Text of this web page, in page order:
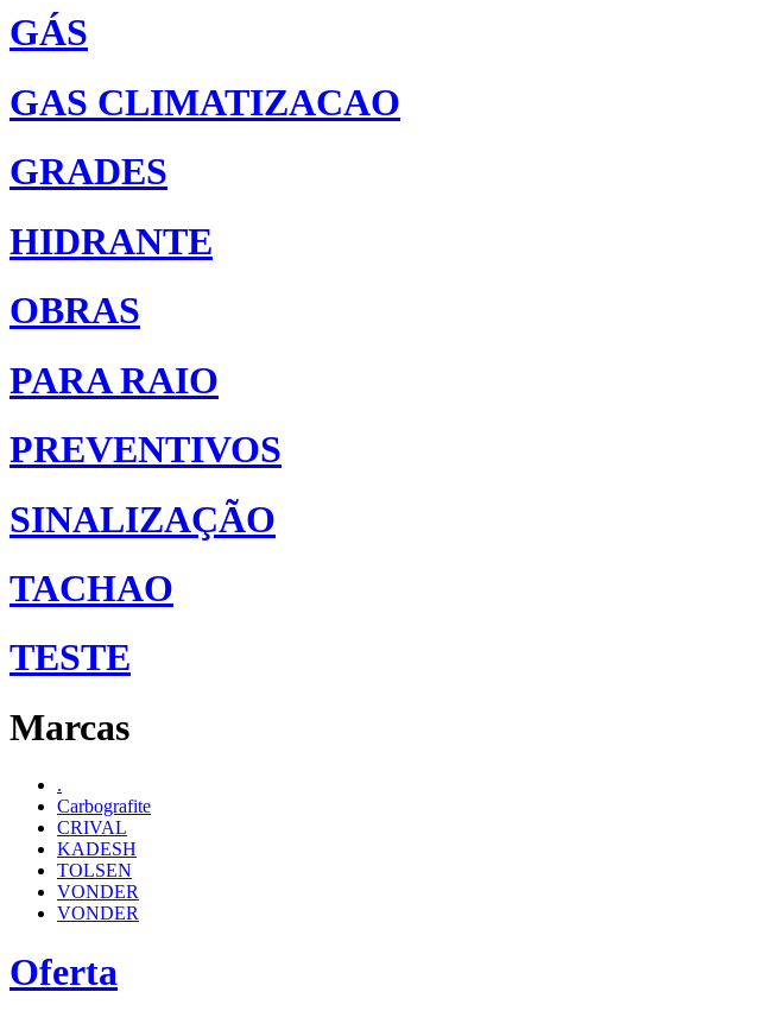
GÁS
GAS CLIMATIZACAO
GRADES
HIDRANTE
OBRAS
PARA RAIO
PREVENTIVOS
SINALIZAÇÃO
TACHAO
TESTE
Marcas
.
Carbografite
CRIVAL
KADESH
TOLSEN
VONDER
VONDER
Oferta